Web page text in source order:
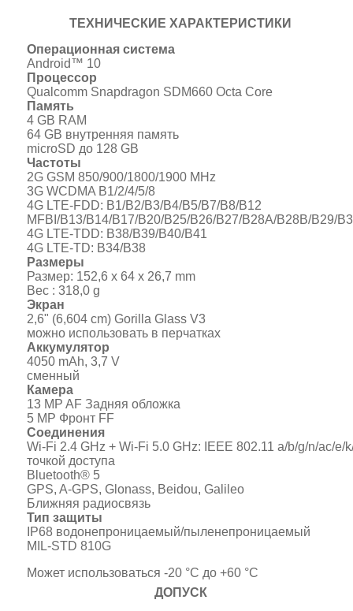
ТЕХНИЧЕСКИЕ ХАРАКТЕРИСТИКИ
Операционная система
Android™ 10
Процессор
Qualcomm Snapdragon SDM660 Octa Core
Память
4 GB RAM
64 GB внутренняя память
microSD до 128 GB
Частоты
2G GSM 850/900/1800/1900 MHz
3G WCDMA B1/2/4/5/8
4G LTE-FDD: B1/B2/B3/B4/B5/B7/B8/B12
MFBI/B13/B14/B17/B20/B25/B26/B27/B28A/B28B/B29/
4G LTE-TDD: B38/B39/B40/B41
4G LTE-TD: B34/B38
Размеры
Размер: 152,6 x 64 x 26,7 mm
Вес : 318,0 g
Экран
2,6" (6,604 cm) Gorilla Glass V3
можно использовать в перчатках
Аккумулятор
4050 mAh, 3,7 V
сменный
Камера
13 MP AF Задняя обложка
5 MP Фронт FF
Соединения
Wi-Fi 2.4 GHz + Wi-Fi 5.0 GHz: IEEE 802.11 a/b/g/n/ac/e/
точкой доступа
Bluetooth® 5
GPS, A-GPS, Glonass, Beidou, Galileo
Ближняя радиосвязь
Тип защиты
IP68 водонепроницаемый/пыленепроницаемый
MIL-STD 810G
Может использоваться -20 °C до +60 °C
ДОПУСК